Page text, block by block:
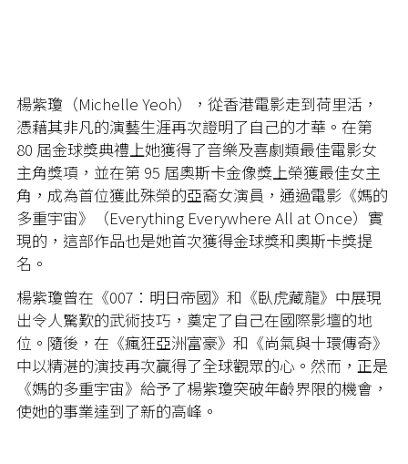
楊紫瓊（Michelle Yeoh），從香港電影走到荷里活，
憑藉其非凡的演藝生涯再次證明了自己的才華。在第
80 屆金球獎典禮上她獲得了音樂及喜劇類最佳電影女
主角獎項，並在第 95 屆奧斯卡金像獎上榮獲最佳女主
角，成為首位獲此殊榮的亞裔女演員，通過電影《媽的
多重宇宙》（Everything Everywhere All at Once）實
現的，這部作品也是她首次獲得金球獎和奧斯卡獎提
名。
楊紫瓊曾在《007：明日帝國》和《臥虎藏龍》中展現
出令人驚歎的武術技巧，奠定了自己在國際影壇的地
位。隨後，在《瘋狂亞洲富豪》和《尚氣與十環傳奇》
中以精湛的演技再次贏得了全球觀眾的心。然而，正是
《媽的多重宇宙》給予了楊紫瓊突破年齡界限的機會，
使她的事業達到了新的高峰。